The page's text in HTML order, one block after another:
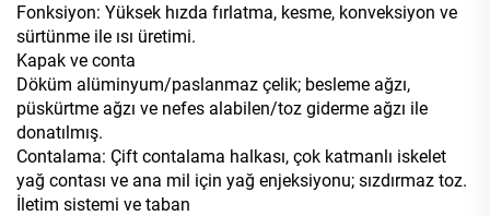
Fonksiyon: Yüksek hızda fırlatma, kesme, konveksiyon ve
sürtünme ile ısı üretimi.
Kapak ve conta
Döküm alüminyum/paslanmaz çelik; besleme ağzı,
püskürtme ağzı ve nefes alabilen/toz giderme ağzı ile
donatılmış.
Contalama: Çift contalama halkası, çok katmanlı iskelet
yağ contası ve ana mil için yağ enjeksiyonu; sızdırmaz toz.
İletim sistemi ve taban